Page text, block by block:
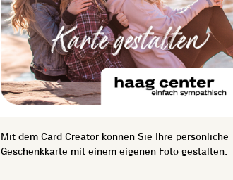
Mit dem Card Creator können Sie Ihre persönliche
Geschenkkarte mit einem eigenen Foto gestalten.